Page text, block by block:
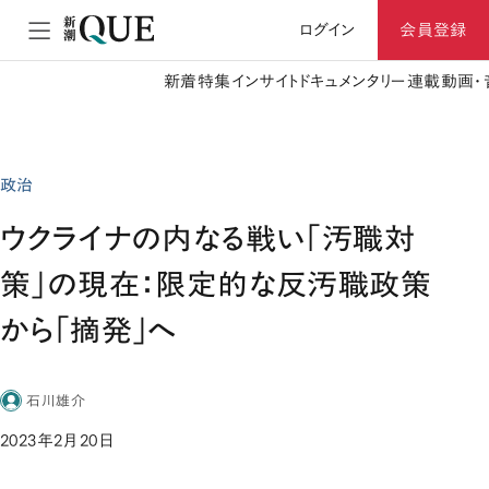
ログイン 会員登録
新着特集 インサイト ドキュメンタリー 連載動画
政治
ウクライナの内なる戦い「汚職対
策」の現在：限定的な反汚職政策
から「摘発」へ
石川雄介
2023年2月20日